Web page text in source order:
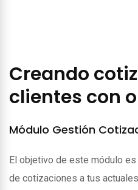
Creando
clientes con
Módulo Gestión
El objetivo de este módulo
de cotizaciones a tus